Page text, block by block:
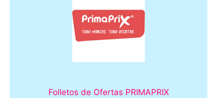
Folletos de Ofertas PRIMAPRIX